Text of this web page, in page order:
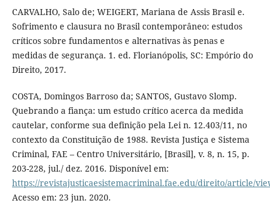
CARVALHO, Salo de; WEIGERT, Mariana de Assis Brasil e.
Sofrimento e clausura no Brasil contemporâneo: estudos
críticos sobre fundamentos e alternativas às penas e
medidas de segurança. 1. ed. Florianópolis, SC: Empório do
Direito, 2017.
COSTA, Domingos Barroso da; SANTOS, Gustavo Slomp.
Quebrando a fiança: um estudo crítico acerca da medida
cautelar, conforme sua definição pela Lei n. 12.403/11, no
contexto da Constituição de 1988. Revista Justiça e Sistema
Criminal, FAE – Centro Universitário, [Brasil], v. 8, n. 15, p.
203-228, jul./ dez. 2016. Disponível em:
https://revistajusticaesistemacriminal.fae.edu/direito/article/
Acesso em: 23 jun. 2020.